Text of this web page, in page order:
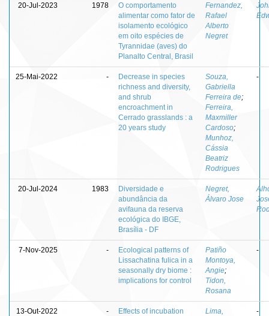
20-Jul-2023 1978
O comportamento
alimentar como fator de
isolamento ecológico
em oito espécies de
Tyrannidae (aves) do
Planalto Central, Brasil
Fernandez,
Rafael
Alberto
Negret
25-Mai-2022 -
Decrease in species
richness and diversity,
and shrub
encroachment in
Cerrado grasslands : a
20 years study
Souza,
Gabriella
Ferreira de;
Ferreira,
Maxmiller
Cardoso;
Munhoz,
Cássia
Beatriz
Rodrigues
-
20-Jul-2024 1983
Diversidade e
abundância da
avifauna da reserva
ecológica do IBGE,
Brasília - DF
Negret,
Álvaro Jose
7-Nov-2025 -
Ecological patterns of
Lissachatina fulica in a
seasonally dry biome :
implications for control
Patiño
Montoya,
Angie;
Tidon,
Rosana
-
13-Out-2022 -
Effects of incubation
Lima,
-